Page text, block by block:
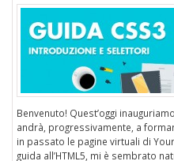
Benvenuto! Quest’oggi
andrà, progressivamente, a
in passato le pagine virtuali di
guida all’HTML5, mi è sembrato